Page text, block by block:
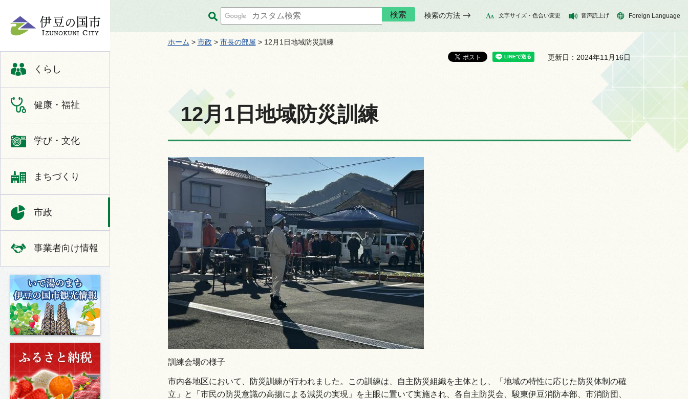
くらし
健康・福祉
学び・文化
まちづくり
市政
事業者向け情報
いで湯のまち 伊豆の国市の観光情報
検索の方法 文字サイズ・色合い変更 音声読上げ Foreign Language
ホーム > 市政 > 市長の部屋 > 12月1日地域防災訓練
更新日：2024年11月16日
12月1日地域防災訓練
訓練会場の様子
市内各地区において、防災訓練が行われました。この訓練は、自主防災組織を主体とし、「地域の特性に応じた防災体制の確
立」と「市民の防災意識の高揚による減災の実現」を主眼に置いて実施され、各自主防災会、駿東伊豆消防本部、市消防団、